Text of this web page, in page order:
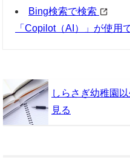
Bing検索で検索
「Copilot（AI）」が使用
しらさぎ幼稚園
見る